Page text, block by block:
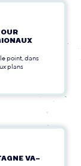
point, dans
plans
VA-